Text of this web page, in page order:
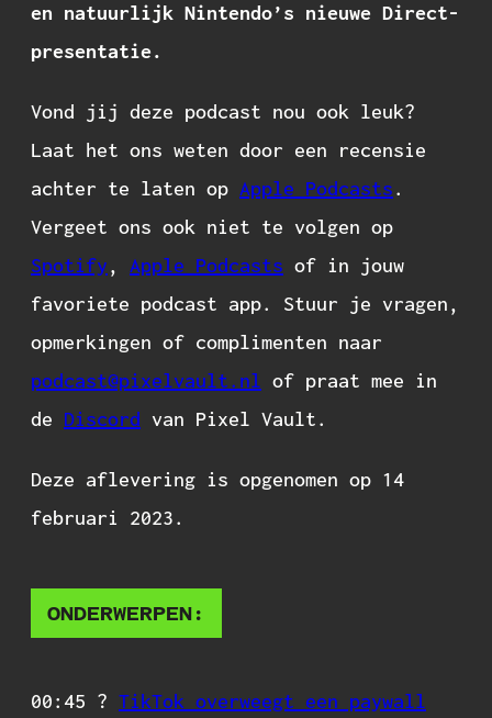
en natuurlijk Nintendo’s nieuwe Direct-
presentatie.
Vond jij deze podcast nou ook leuk?
Laat het ons weten door een recensie
achter te laten op Apple Podcasts.
Vergeet ons ook niet te volgen op
Spotify, Apple Podcasts of in jouw
favoriete podcast app. Stuur je vragen,
opmerkingen of complimenten naar
podcast@pixelvault.nl of praat mee in
de Discord van Pixel Vault.
Deze aflevering is opgenomen op 14
februari 2023.
ONDERWERPEN:
00:45 ? TikTok overweegt een paywall